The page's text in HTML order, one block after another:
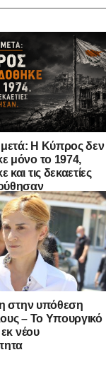
μετά: Η Κύπρος δεν
μόνο το 1974,
τις δεκαετίες
στην υπόθεση
– Το Υπουργικό
εκ νέου